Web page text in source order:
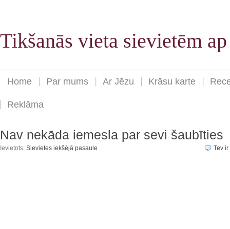
Tikšanās vieta sievietēm
Home Par mums Ar Jēzu Krāsu karte
Reklāma
Nav nekāda iemesla par sevi šaubīties
Ievietots: Sievietes iekšējā pasaule Tev ir